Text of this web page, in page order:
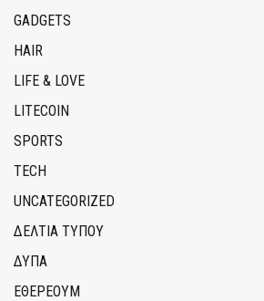
GADGETS
HAIR
LIFE & LOVE
LITECOIN
SPORTS
TECH
UNCATEGORIZED
ΔΕΛΤΙΑ ΤΥΠΟΥ
ΔΥΠΑ
ΕΘΈΡΕΟΥΜ